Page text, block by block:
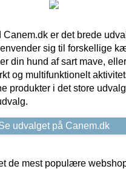
er det brede
sig til forskellige
din hund af sart mave,
og multifunktionelt
produkter i det store
udvalget på Canem.dk
de mest populære